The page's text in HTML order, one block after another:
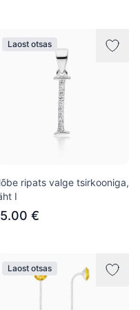
Laost otsas
ripats valge tsirkooniga,
I
€
Laost otsas